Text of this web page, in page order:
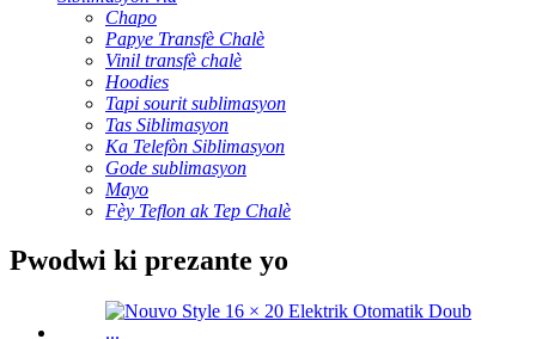
Chapo
Papye Transfè Chalè
Vinil transfè chalè
Hoodies
Tapi sourit sublimasyon
Tas Siblimasyon
Ka Telefòn Siblimasyon
Gode ​​sublimasyon
Mayo
Fèy Teflon ak Tep Chalè
Pwodwi ki prezante yo